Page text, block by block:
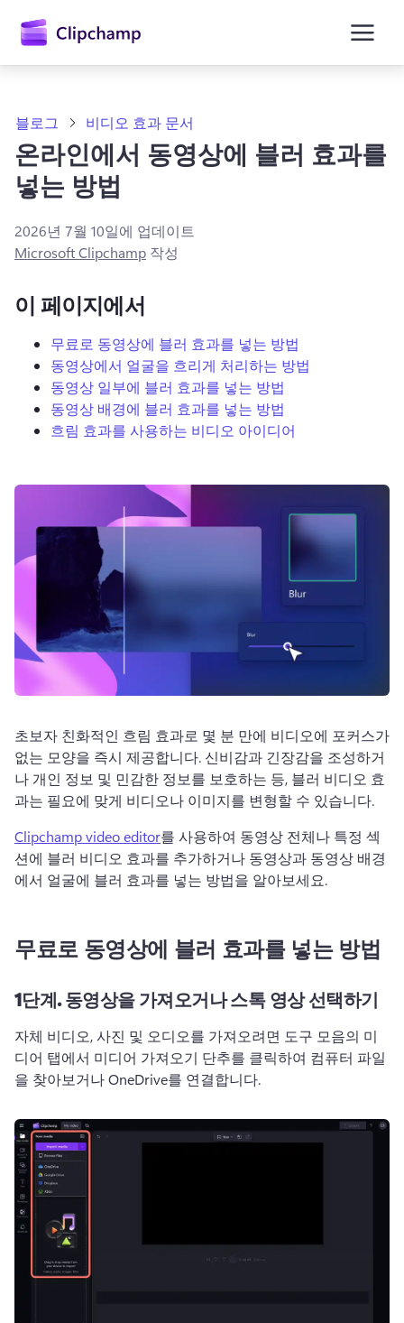
로
로그인
블로그 비디오 효과 문서
온라인에서 동영상에 블러 효과를
넣는 방법
2026년 7월 10일에 업데이트
Microsoft Clipchamp 작성
이 페이지에서
무료로 동영상에 블러 효과를 넣는 방법
동영상에서 얼굴을 흐리게 처리하는 방법
동영상 일부에 블러 효과를 넣는 방법
동영상 배경에 블러 효과를 넣는 방법
흐림 효과를 사용하는 비디오 아이디어
초보자 친화적인 흐림 효과로 몇 분 만에 비디오에 포커스가
없는 모양을 즉시 제공합니다. 신비감과 긴장감을 조성하거
나 개인 정보 및 민감한 정보를 보호하는 등, 블러 비디오 효
과는 필요에 맞게 비디오나 이미지를 변형할 수 있습니다.
Clipchamp video editor를 사용하여 동영상 전체나 특정 섹
션에 블러 비디오 효과를 추가하거나 동영상과 동영상 배경
에서 얼굴에 블러 효과를 넣는 방법을 알아보세요.
무료로 동영상에 블러 효과를 넣는 방법
1단계.동영상을 가져오거나 스톡 영상 선택하기
자체 비디오, 사진 및 오디오를 가져오려면 도구 모음의 미
디어 탭에서 미디어 가져오기 단추를 클릭하여 컴퓨터 파일
을 찾아보거나 OneDrive를 연결합니다.